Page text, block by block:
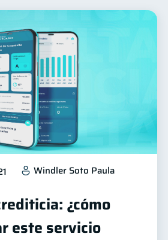
Consejos
Deberes 4
Inactiva
1 Doble sueldo
Windler Soto Paula
¿cómo
este servicio